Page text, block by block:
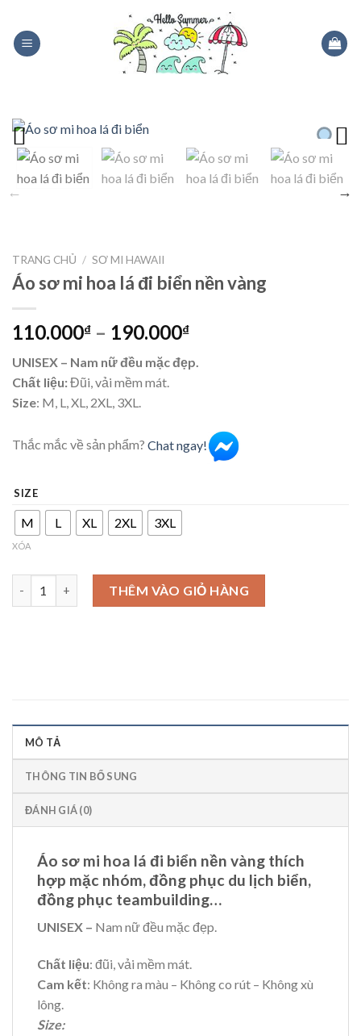
content
TRANG CHỦ / SƠ MI HAWAII
Áo sơ mi hoa lá đi biển nền vàng
110.000₫ – 190.000₫
UNISEX – Nam nữ đều mặc đẹp.
Chất liệu:Đũi, vải mềm mát.
Size: M, L, XL, 2XL, 3XL.
Thắc mắc về sản phẩm? Chat ngay!
SIZE
M L XL 2XL 3XL
XÓA
Áo sơ mi hoa lá đi biển nền vàng số lượng
THÊM VÀO GIỎ HÀNG
MÔ TẢ
THÔNG TIN BỔ SUNG
ĐÁNH GIÁ (0)
Áo sơ mi hoa lá đi biển nền vàng thích
hợp mặc nhóm, đồng phục du lịch biển,
đồng phục teambuilding…
UNISEX – Nam nữ đều mặc đẹp.
Chất liệu: đũi, vải mềm mát.
Cam kết: Không ra màu – Không co rút – Không xù
lông.
Size: